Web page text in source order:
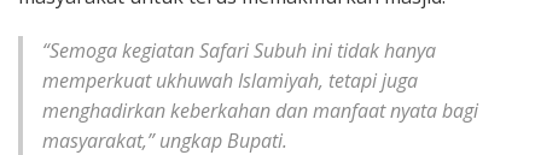
“Semoga kegiatan Safari Subuh ini tidak hanya
memperkuat ukhuwah Islamiyah, tetapi juga
menghadirkan keberkahan dan manfaat nyata bagi
masyarakat,” ungkap Bupati.